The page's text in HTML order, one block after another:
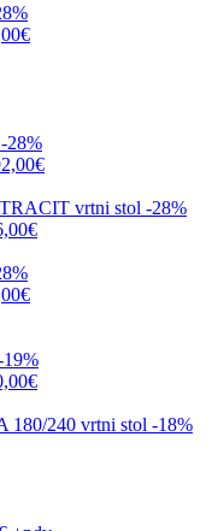
-28%
-28%
19%
-18%